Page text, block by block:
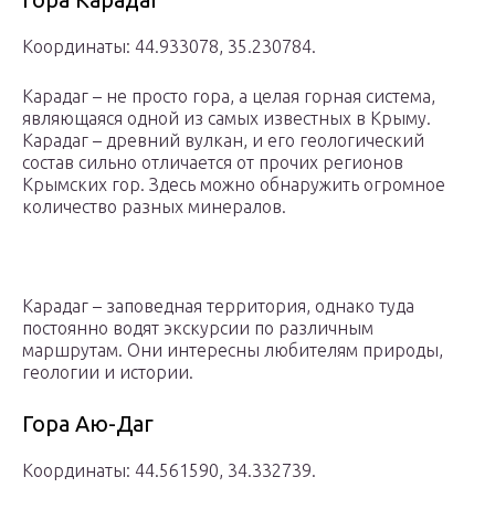
Координаты: 44.933078, 35.230784.
Карадаг – не просто гора, а целая горная система,
являющаяся одной из самых известных в Крыму.
Карадаг – древний вулкан, и его геологический
состав сильно отличается от прочих регионов
Крымских гор. Здесь можно обнаружить огромное
количество разных минералов.
Карадаг – заповедная территория, однако туда
постоянно водят экскурсии по различным
маршрутам. Они интересны любителям природы,
геологии и истории.
Гора Аю-Даг
Координаты: 44.561590, 34.332739.